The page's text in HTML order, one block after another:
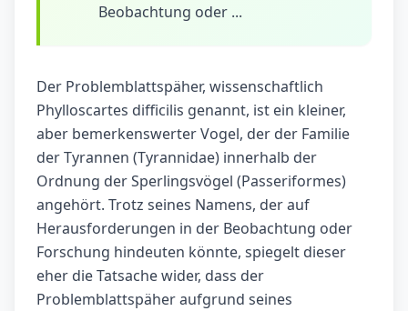
Beobachtung oder ...
Der Problemblattspäher, wissenschaftlich
Phylloscartes difficilis genannt, ist ein kleiner,
aber bemerkenswerter Vogel, der der Familie
der Tyrannen (Tyrannidae) innerhalb der
Ordnung der Sperlingsvögel (Passeriformes)
angehört. Trotz seines Namens, der auf
Herausforderungen in der Beobachtung oder
Forschung hindeuten könnte, spiegelt dieser
eher die Tatsache wider, dass der
Problemblattspäher aufgrund seines